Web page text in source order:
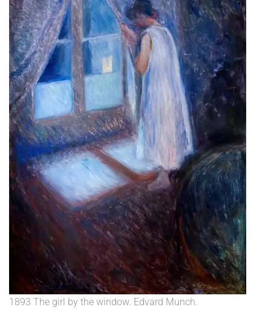
1893 The girl by the window. Edvard Munch.